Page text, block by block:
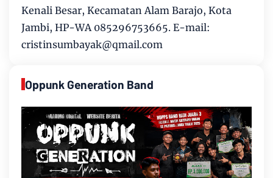
Kenali Besar, Kecamatan Alam Barajo, Kota
Jambi, HP-WA 085296753665. E-mail:
cristinsumbayak@qmail.com
Oppunk Generation Band